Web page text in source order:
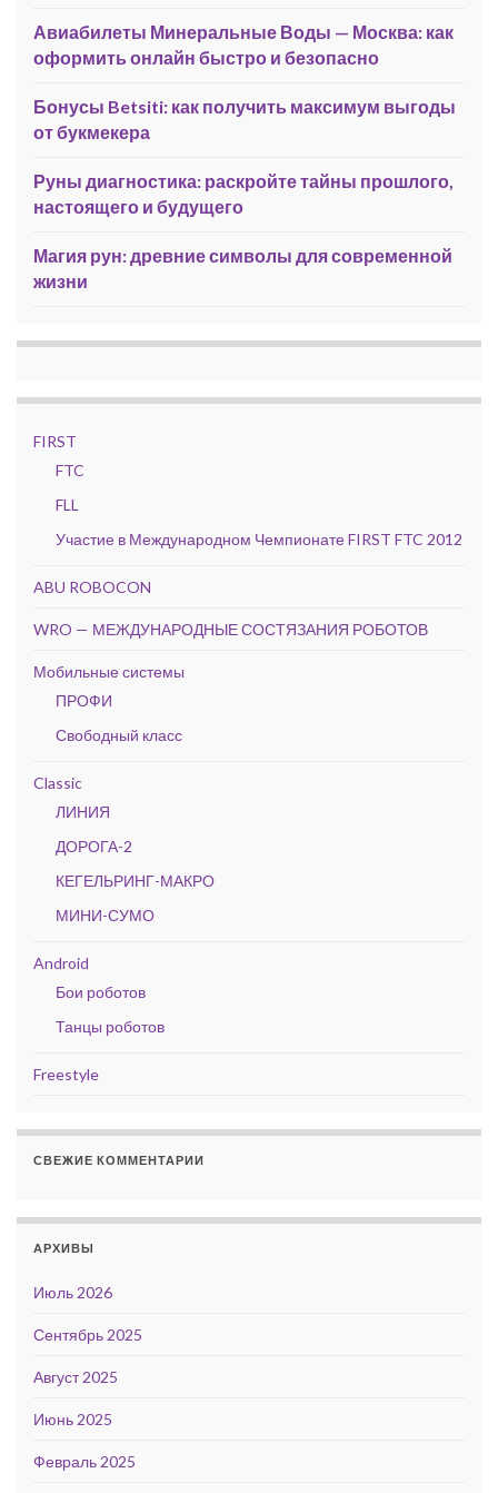
Авиабилеты Минеральные Воды — Москва: как
оформить онлайн быстро и безопасно
Бонусы Betsiti: как получить максимум выгоды
от букмекера
Руны диагностика: раскройте тайны прошлого,
настоящего и будущего
Магия рун: древние символы для современной
жизни
FIRST
FTC
FLL
Участие в Международном Чемпионате FIRST FTC 2012
ABU ROBOCON
WRO — МЕЖДУНАРОДНЫЕ СОСТЯЗАНИЯ РОБОТОВ
Мобильные системы
ПРОФИ
Свободный класс
Classic
ЛИНИЯ
ДОРОГА-2
КЕГЕЛЬРИНГ-МАКРО
МИНИ-СУМО
Android
Бои роботов
Танцы роботов
Freestyle
СВЕЖИЕ КОММЕНТАРИИ
АРХИВЫ
Июль 2026
Сентябрь 2025
Август 2025
Июнь 2025
Февраль 2025